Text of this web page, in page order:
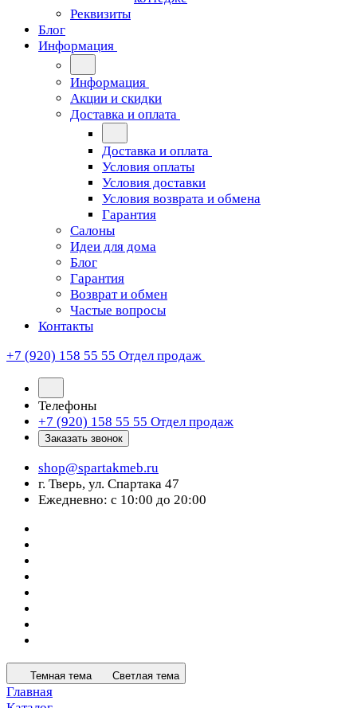
Реквизиты
Блог
Информация
Информация
Акции и скидки
Доставка и оплата
Доставка и оплата
Условия оплаты
Условия доставки
Условия возврата и обмена
Гарантия
Салоны
Идеи для дома
Блог
Гарантия
Возврат и обмен
Частые вопросы
Контакты
+7 (920) 158 55 55 Отдел продаж
Телефоны
+7 (920) 158 55 55 Отдел продаж
Заказать звонок
shop@spartakmeb.ru
г. Тверь, ул. Спартака 47
Ежедневно: с 10:00 до 20:00
Темная тема Светлая тема
Главная